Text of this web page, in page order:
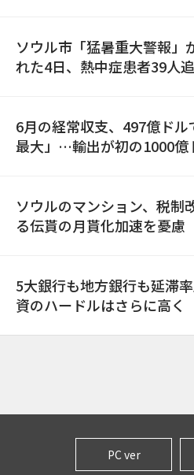
ソウル市「猛暑重大警報」
れた4日、熱中症患者39人
6月の経常収支、497億ドル
最大」…輸出が初の1000億
ソウルのマンション、税制
る伝貰の月貰化加速を憂慮
5大銀行も地方銀行も延滞
資のハードルはさらに高く
PC ver